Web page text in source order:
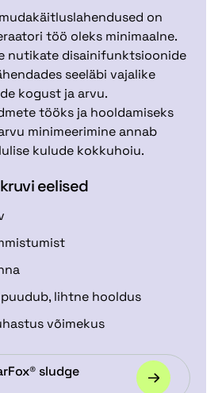
on
töö oleks minimaalne.
nutikate disainifunktsioonide
seeläbi vajalike
kogust ja arvu.
tööks ja hooldamiseks
minimeerimine annab
kulude kokkuhoiu.
eelised
lihtne hooldus
võimekus
sludge